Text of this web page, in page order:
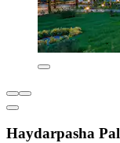
Haydarpasha